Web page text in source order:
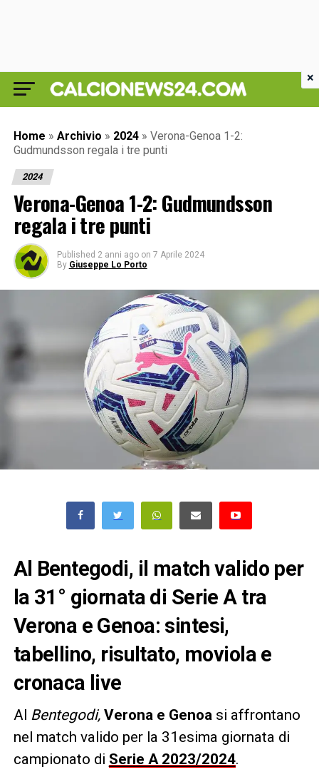
Home » Archivio » 2024 » Verona-Genoa 1-2:
Gudmundsson regala i tre punti
2024
Verona-Genoa 1-2: Gudmundsson
regala i tre punti
Published 2 anni ago on 7 Aprile 2024
By Giuseppe Lo Porto
Al Bentegodi, il match valido per
la 31° giornata di Serie A tra
Verona e Genoa: sintesi,
tabellino, risultato, moviola e
cronaca live
Al Bentegodi, Verona e Genoa si affrontano
nel match valido per la 31esima giornata di
campionato di Serie A 2023/2024.
×